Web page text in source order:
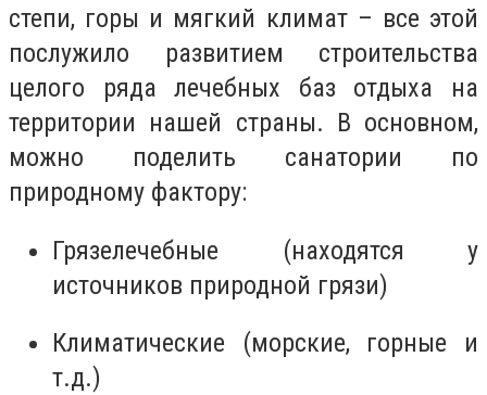
степи, горы и мягкий климат – все этой
послужило развитием строительства
целого ряда лечебных баз отдыха на
территории нашей страны. В основном,
можно поделить санатории по
природному фактору:
Грязелечебные (находятся у
источников природной грязи)
Климатические (морские, горные и
т.д.)